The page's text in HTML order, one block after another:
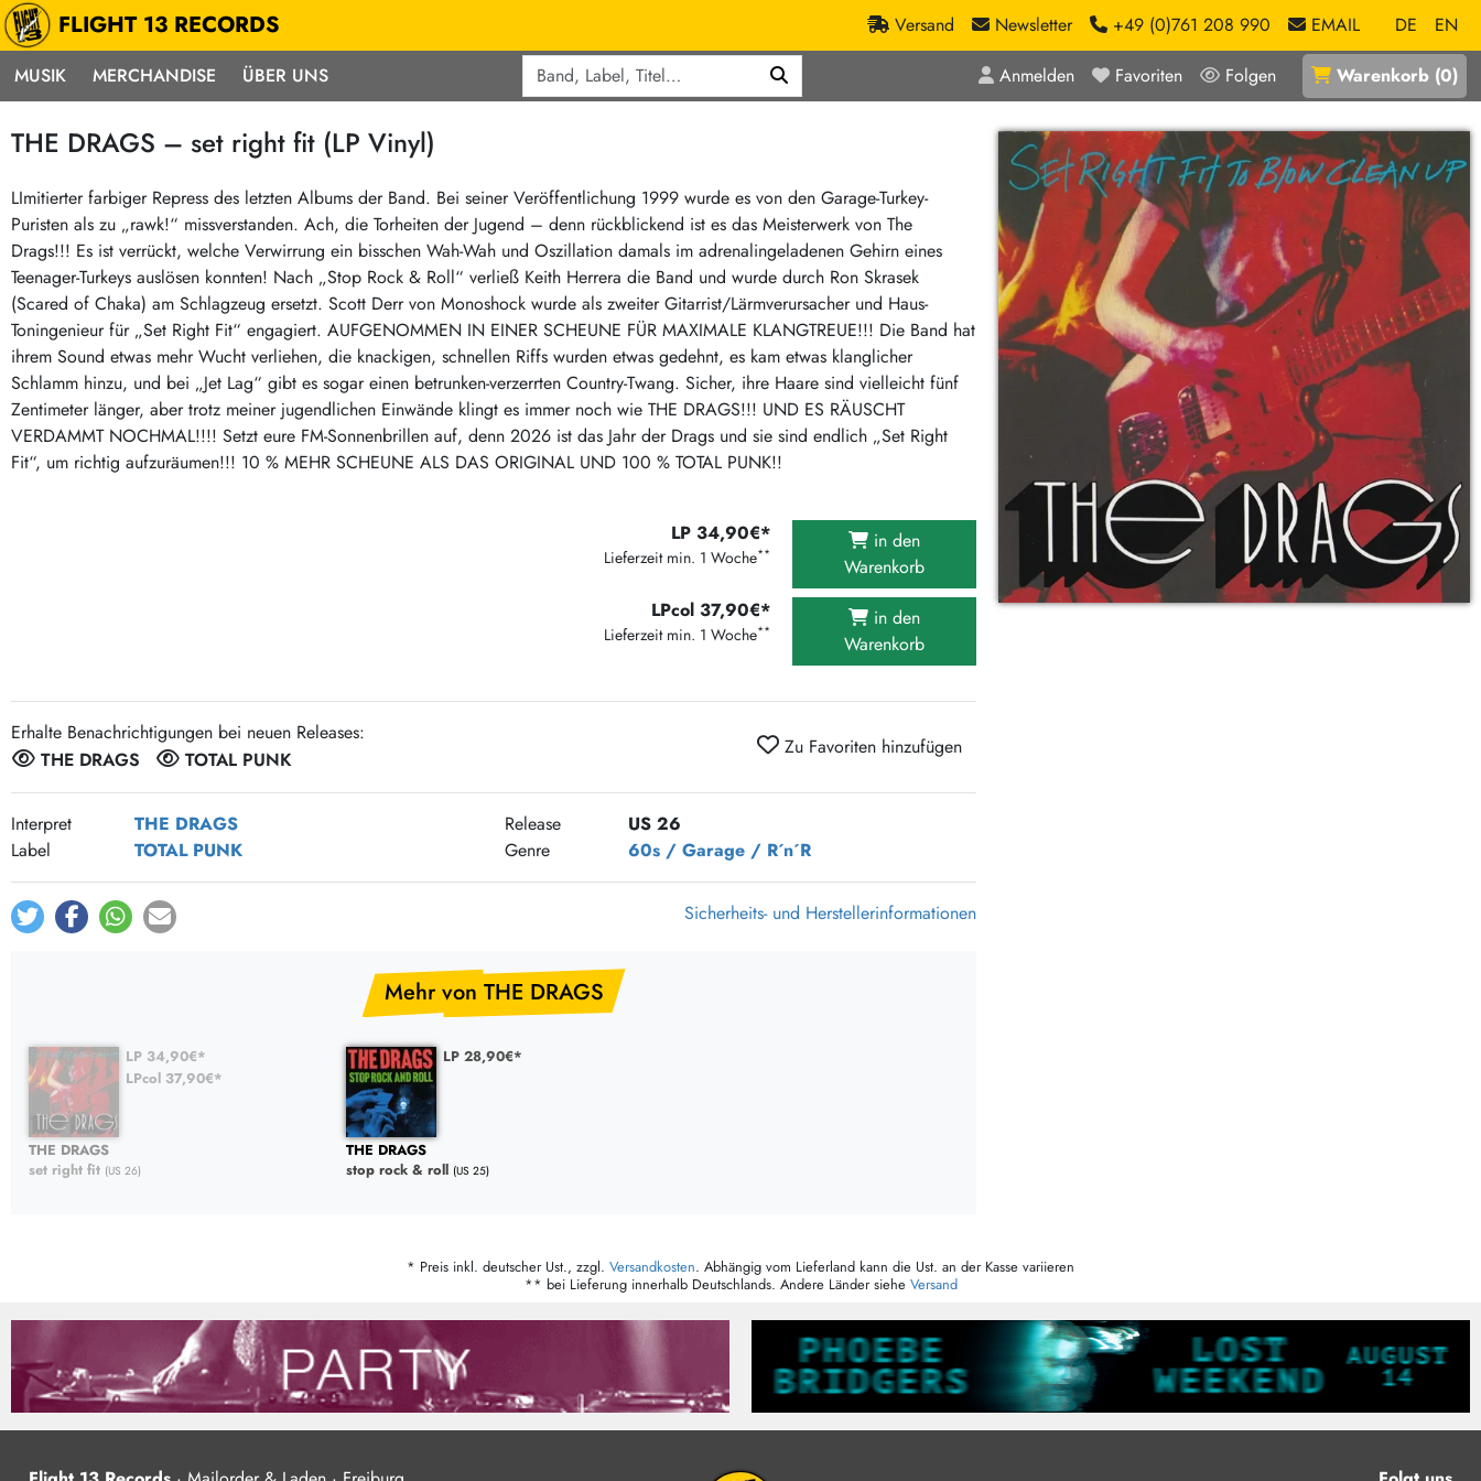
FLIGHT 13 RECORDS Versand Newsletter +49 (0)761 208 990 EMAIL DE
EN
MUSIK
Musik
Alle Neuheiten
Pre-Order
Highlights
Exklusiv & Limitiert
Neu auf Lager
Sonderangebote
Midprice
Mehr…
deutschsprachig
Soundtracks
Punk / HC
Hardcore
Emo
Postpunk / New Wave
Punkrock
60s / Garage
Beat / Surf
60s / Garage / R´n´R
Gitarre
Indierock / Psychedelic
Vintage-Rock / Metal
Abstract / Ambient
Electronic Goods
Reggae/Ska
Soul / Exotica / Jazz
Ska
Hiphop
Reggae / Dub
Crazysane Günstiger
Fuzzorama günstiger
Tapete Records günstiger
Sunny Sunny Bastards Summer 26
Warner Rockerwochen
Universal Vinyl Günstig
International Anthem Sommer 2026
BMG Aktion
Music on Vinyl-Aktion
Clouds Hill & Broken Silence-Sommer-Aktion
FLIGHT 13 REC. SALE
MERCHANDISE ÜBER UNS Anmelden Favoriten Folgen Warenkorb (0)
THE DRAGS – set right fit (LP Vinyl)
LImitierter farbiger Repress des letzten Albums der Band. Bei seiner Veröffentlichung 1999 wurde es von den Garage-Turkey-
Puristen als zu „rawk!“ missverstanden. Ach, die Torheiten der Jugend – denn rückblickend ist es das Meisterwerk von The
Drags!!! Es ist verrückt, welche Verwirrung ein bisschen Wah-Wah und Oszillation damals im adrenalingeladenen Gehirn eines
Teenager-Turkeys auslösen konnten! Nach „Stop Rock & Roll“ verließ Keith Herrera die Band und wurde durch Ron Skrasek
(Scared of Chaka) am Schlagzeug ersetzt. Scott Derr von Monoshock wurde als zweiter Gitarrist/Lärmverursacher und Haus-
Toningenieur für „Set Right Fit“ engagiert. AUFGENOMMEN IN EINER SCHEUNE FÜR MAXIMALE KLANGTREUE!!! Die Band hat
ihrem Sound etwas mehr Wucht verliehen, die knackigen, schnellen Riffs wurden etwas gedehnt, es kam etwas klanglicher
Schlamm hinzu, und bei „Jet Lag“ gibt es sogar einen betrunken-verzerrten Country-Twang. Sicher, ihre Haare sind vielleicht fünf
Zentimeter länger, aber trotz meiner jugendlichen Einwände klingt es immer noch wie THE DRAGS!!! UND ES RÄUSCHT
VERDAMMT NOCHMAL!!!! Setzt eure FM-Sonnenbrillen auf, denn 2026 ist das Jahr der Drags und sie sind endlich „Set Right
Fit“, um richtig aufzuräumen!!! 10 % MEHR SCHEUNE ALS DAS ORIGINAL UND 100 % TOTAL PUNK!!
LP 34,90€*
Lieferzeit min. 1 Woche**
in den
Warenkorb
LPcol 37,90€*
Lieferzeit min. 1 Woche**
in den
Warenkorb
Erhalte Benachrichtigungen bei neuen Releases:
THE DRAGS
TOTAL PUNK
Zu Favoriten hinzufügen
Interpret THE DRAGS Release
US 26
Label
TOTAL PUNK Genre 60s / Garage / R´n´R
Sicherheits- und Herstellerinformationen
Mehr von THE DRAGS
LP 34,90€*
LPcol 37,90€*
THE DRAGS
set right fit (US 26)
LP 28,90€*
THE DRAGS
stop rock & roll (US 25)
* Preis inkl. deutscher Ust., zzgl. Versandkosten. Abhängig vom Lieferland kann die Ust. an der Kasse variieren
** bei Lieferung innerhalb Deutschlands. Andere Länder siehe Versand